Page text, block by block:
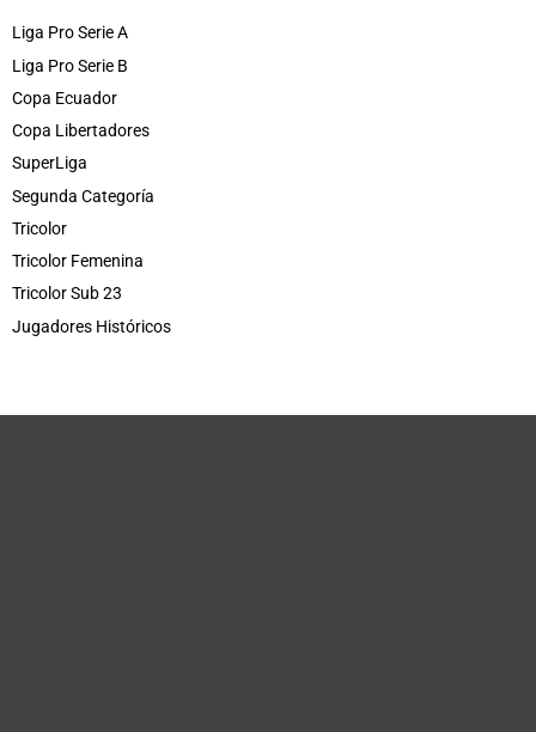
Liga Pro Serie A
Liga Pro Serie B
Copa Ecuador
Copa Libertadores
SuperLiga
Segunda Categoría
Tricolor
Tricolor Femenina
Tricolor Sub 23
Jugadores Históricos